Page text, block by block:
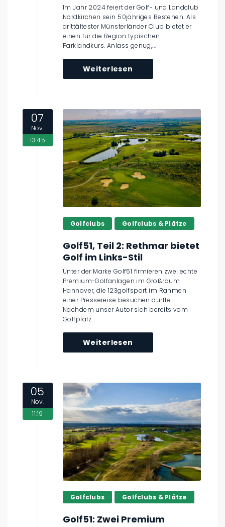
Im Jahr 2024 feiert der Golf- und Landclub
Nordkirchen sein 50jähriges Bestehen. Als
drittältester Münsterländer Club bietet er
einen für die Region typischen
Parklandkurs. Anlass genug,...
Weiterlesen
07
Nov.
13:45
Golfclubs Golfclubs & Plätze
Golf51, Teil 2: Rethmar bietet
Golf im Links-Stil
Unter der Marke Golf51 firmieren zwei echte
Premium-Golfanlagen im Großraum
Hannover, die 123golfsport im Rahmen
einer Pressereise besuchen durfte.
Nachdem unser Autor sich bereits vom
Golfplatz...
Weiterlesen
05
Nov.
11:19
Golfclubs Golfclubs & Plätze
Golf51: Zwei Premium